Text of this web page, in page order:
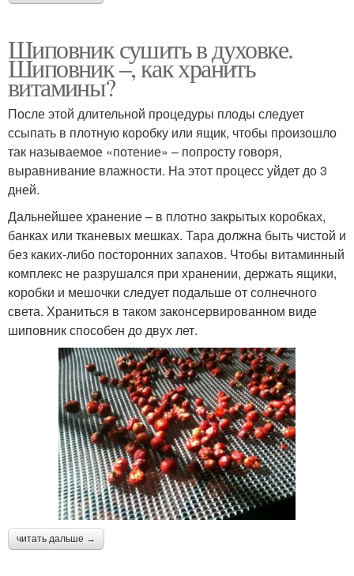
Шиповник сушить в духовке.
Шиповник –, как хранить
витамины?
После этой длительной процедуры плоды следует
ссыпать в плотную коробку или ящик, чтобы произошло
так называемое «потение» – попросту говоря,
выравнивание влажности. На этот процесс уйдет до 3
дней.
Дальнейшее хранение – в плотно закрытых коробках,
банках или тканевых мешках. Тара должна быть чистой и
без каких-либо посторонних запахов. Чтобы витаминный
комплекс не разрушался при хранении, держать ящики,
коробки и мешочки следует подальше от солнечного
света. Храниться в таком законсервированном виде
шиповник способен до двух лет.
читать дальше →